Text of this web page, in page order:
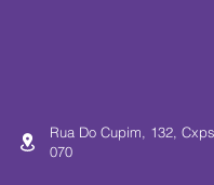
Rua Do Cupim, 132,
070